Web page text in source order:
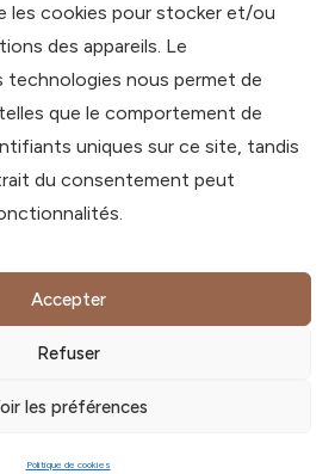
les cookies pour stocker et/ou
des appareils. Le
nous permet de
que le comportement de
uniques sur ce site, tandis
du consentement peut
Accepter
Refuser
les préférences
Politique de cookies
Podcast
Livres
Contact
devaux.com
Allonzier-la-Caille,